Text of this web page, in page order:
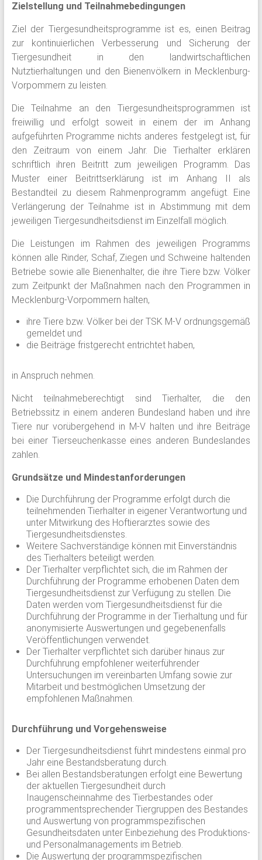
Zielstellung und Teilnahmebedingungen
Ziel der Tiergesundheitsprogramme ist es, einen Beitrag
zur kontinuierlichen Verbesserung und Sicherung der
Tiergesundheit in den landwirtschaftlichen
Nutztierhaltungen und den Bienenvölkern in Mecklenburg-
Vorpommern zu leisten.
Die Teilnahme an den Tiergesundheitsprogrammen ist
freiwillig und erfolgt soweit in einem der im Anhang
aufgeführten Programme nichts anderes festgelegt ist, für
den Zeitraum von einem Jahr. Die Tierhalter erklären
schriftlich ihren Beitritt zum jeweiligen Programm. Das
Muster einer Beitrittserklärung ist im Anhang II als
Bestandteil zu diesem Rahmenprogramm angefügt. Eine
Verlängerung der Teilnahme ist in Abstimmung mit dem
jeweiligen Tiergesundheitsdienst im Einzelfall möglich.
Die Leistungen im Rahmen des jeweiligen Programms
können alle Rinder, Schaf, Ziegen und Schweine haltenden
Betriebe sowie alle Bienenhalter, die ihre Tiere bzw. Völker
zum Zeitpunkt der Maßnahmen nach den Programmen in
Mecklenburg-Vorpommern halten,
ihre Tiere bzw. Völker bei der TSK M-V ordnungsgemäß
gemeldet und
die Beiträge fristgerecht entrichtet haben,
in Anspruch nehmen.
Nicht teilnahmeberechtigt sind Tierhalter, die den
Betriebssitz in einem anderen Bundesland haben und ihre
Tiere nur vorübergehend in M-V halten und ihre Beiträge
bei einer Tierseuchenkasse eines anderen Bundeslandes
zahlen.
Grundsätze und Mindestanforderungen
Die Durchführung der Programme erfolgt durch die
teilnehmenden Tierhalter in eigener Verantwortung und
unter Mitwirkung des Hoftierarztes sowie des
Tiergesundheitsdienstes.
Weitere Sachverständige können mit Einverständnis
des Tierhalters beteiligt werden.
Der Tierhalter verpflichtet sich, die im Rahmen der
Durchführung der Programme erhobenen Daten dem
Tiergesundheitsdienst zur Verfügung zu stellen. Die
Daten werden vom Tiergesundheitsdienst für die
Durchführung der Programme in der Tierhaltung und für
anonymisierte Auswertungen und gegebenenfalls
Veröffentlichungen verwendet.
Der Tierhalter verpflichtet sich darüber hinaus zur
Durchführung empfohlener weiterführender
Untersuchungen im vereinbarten Umfang sowie zur
Mitarbeit und bestmöglichen Umsetzung der
empfohlenen Maßnahmen.
Durchführung und Vorgehensweise
Der Tiergesundheitsdienst führt mindestens einmal pro
Jahr eine Bestandsberatung durch.
Bei allen Bestandsberatungen erfolgt eine Bewertung
der aktuellen Tiergesundheit durch
Inaugenscheinnahme des Tierbestandes oder
programmentsprechender Tiergruppen des Bestandes
und Auswertung von programmspezifischen
Gesundheitsdaten unter Einbeziehung des Produktions-
und Personalmanagements im Betrieb.
Die Auswertung der programmspezifischen